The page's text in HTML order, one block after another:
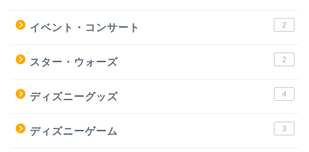
イベント・コンサート 2
スター・ウォーズ 2
ディズニーグッズ 4
ディズニーゲーム 3